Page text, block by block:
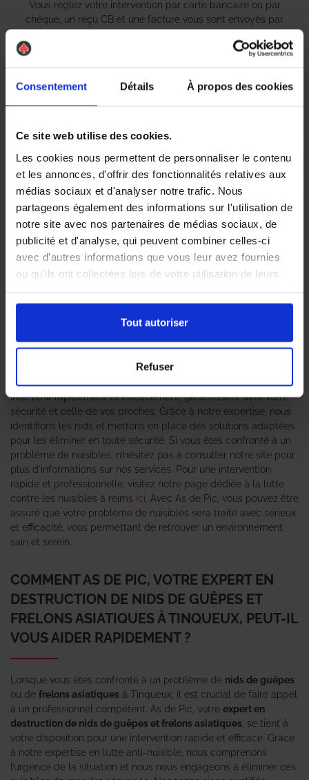
Consentement Détails À propos des cookies
Ce site web utilise des cookies.
Les cookies nous permettent de personnaliser le contenu
et les annonces, d'offrir des fonctionnalités relatives aux
médias sociaux et d'analyser notre trafic. Nous
partageons également des informations sur l'utilisation de
notre site avec nos partenaires de médias sociaux, de
publicité et d'analyse, qui peuvent combiner celles-ci
avec d'autres informations que vous leur avez fournies
ou qu'ils ont collectées lors de votre utilisation de leurs
Tout autoriser
Refuser
Vous réglez votre intervention par carte bancaire ou par
chèque, un reçu CB et une facture vous sont envoyés par
mail.
Etape 5 :
Vous recevez une demande d’évaluation de votre expérience
Nous avons pensé à tout
À Tinqueux, la présence de nid de guêpeset de frelons
estimés, peuvent causer des piqûres douloureuses et
représenter un danger pour les personnes allergiques. C’est
pourquoi il est essentiel de faire appel à un
destruction de nid de guêpes et frelons asiatiques
l’agence As de Pic. Notre équipe spécialisée est formée pour
intervenir rapidement et efficacement, garantissant ainsi votre
sécurité et celle de vos proches. Grâce à notre expertise, nous
identifions les nids et mettons en place des solutions adaptées
pour les éliminer en toute sécurité. Si vous êtes confronté à un
problème de nuisibles, n’hésitez pas à consulter notre site pour
plus d’informations sur nos services. Pour une intervention
rapide et professionnelle, visitez notre page dédiée à la lutte
contre les nuisibles à reims ici . Avec As de Pic, vous pouvez être
assuré que votre problème de nuisibles sera traité avec sérieux
et efficacité, vous permettant de retrouver un environnement
sain et serein.
COMMENT AS DE PIC, VOTRE EXPERT EN
DESTRUCTION DE NIDS DE GUÊPES ET
FRELONS ASIATIQUES À TINQUEUX, PEUT-IL
VOUS AIDER RAPIDEMENT ?
Lorsque vous êtes confronté à un problème de nids de guêpes
ou de frelons asiatiques à Tinqueux, il est crucial de faire appel
à un professionnel compétent. As de Pic, votre expert en
destruction de nids de guêpes et frelons asiatiques , se tient à
votre disposition pour une intervention rapide et efficace. Grâce
à notre expertise en lutte anti-nuisible, nous comprenons
l’urgence de la situation et nous nous engageons à éliminer ces